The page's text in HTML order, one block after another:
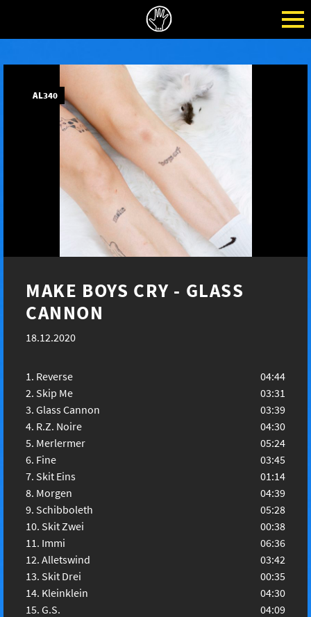
AL340
MAKE BOYS CRY - GLASS
CANNON
18.12.2020
Reverse
04:44
Skip Me
03:31
Glass Cannon
03:39
R.Z. Noire
04:30
Merlermer
05:24
Fine
03:45
Skit Eins
01:14
Morgen
04:39
Schibboleth
05:28
Skit Zwei
00:38
Immi
06:36
Alletswind
03:42
Skit Drei
00:35
Kleinklein
04:30
G.S.
04:09